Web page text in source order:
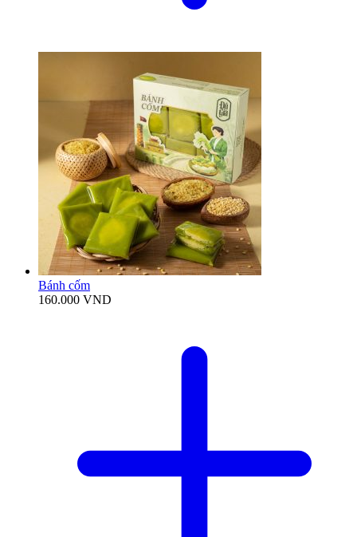
Bánh cốm
160.000 VND